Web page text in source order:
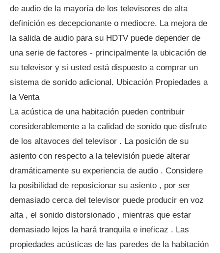
de audio de la mayoría de los televisores de alta
definición es decepcionante o mediocre. La mejora de
la salida de audio para su HDTV puede depender de
una serie de factores - principalmente la ubicación de
su televisor y si usted está dispuesto a comprar un
sistema de sonido adicional. Ubicación Propiedades a
la Venta
La acústica de una habitación pueden contribuir
considerablemente a la calidad de sonido que disfrute
de los altavoces del televisor . La posición de su
asiento con respecto a la televisión puede alterar
dramáticamente su experiencia de audio . Considere
la posibilidad de reposicionar su asiento , por ser
demasiado cerca del televisor puede producir en voz
alta , el sonido distorsionado , mientras que estar
demasiado lejos la hará tranquila e ineficaz . Las
propiedades acústicas de las paredes de la habitación